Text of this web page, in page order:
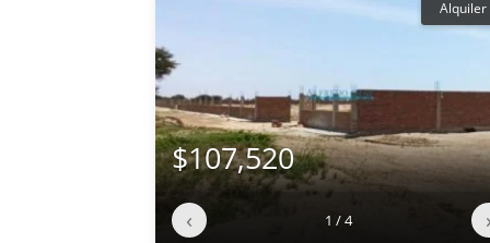
Alquiler
$107,520
‹ 1 / 4